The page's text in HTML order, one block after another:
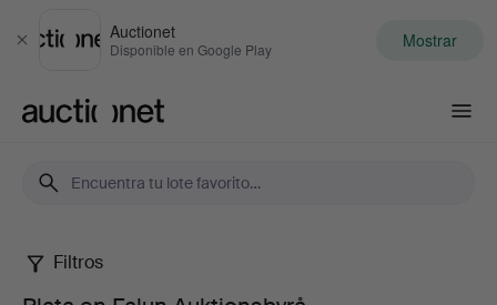
Cerrar
Auctionet
Disponible en Google Play Mostrar
Plata
Filtros